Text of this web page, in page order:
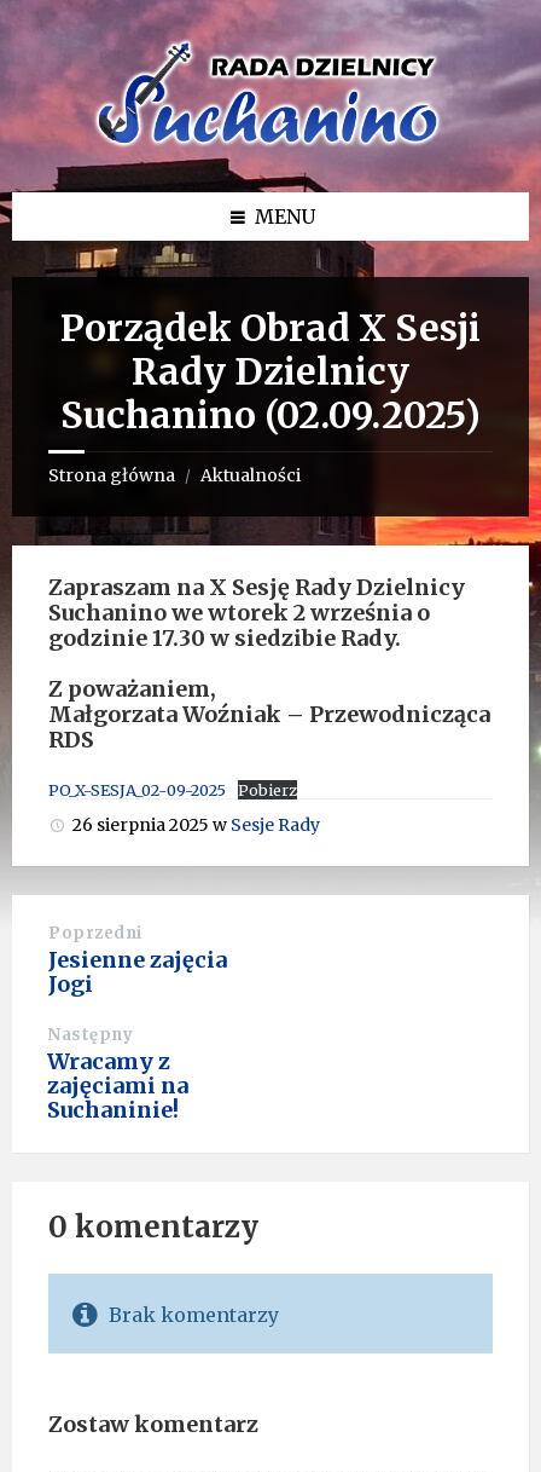
Przejdź
Przejdź
bocznego
Przejdź
MENU
Porządek Obrad X Sesji
Rady Dzielnicy
Suchanino (02.09.2025)
Strona główna / Aktualności
Zapraszam na X Sesję Rady Dzielnicy
Suchanino we wtorek 2 września o
godzinie 17.30 w siedzibie Rady.
Z poważaniem,
Małgorzata Woźniak – Przewodnicząca
RDS
PO_X-SESJA_02-09-2025 Pobierz
26 sierpnia 2025 w Sesje Rady
Poprzedni
Jesienne zajęcia
Jogi
Następny
Wracamy z
zajęciami na
Suchaninie!
0 komentarzy
Brak komentarzy
Zostaw komentarz